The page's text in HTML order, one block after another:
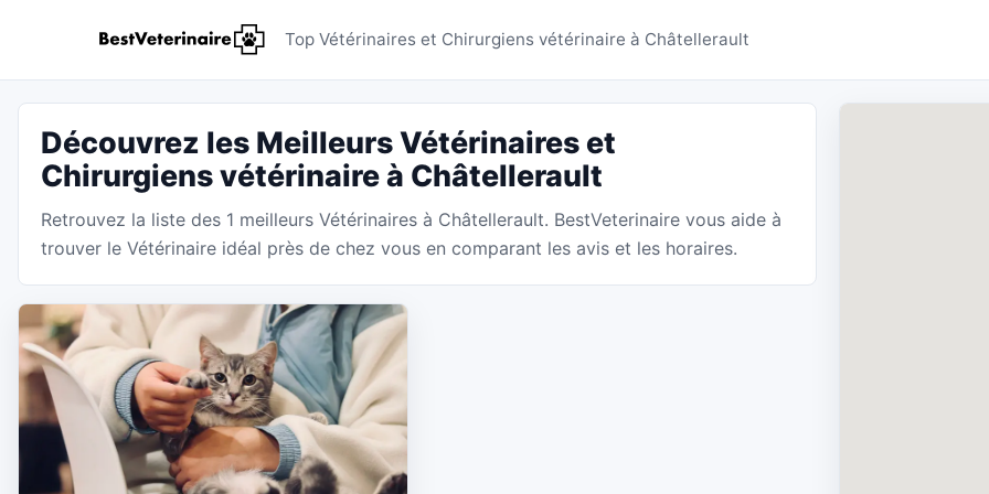
Vétérinaires Châtellerault -
Top Vétérinaires et Chirurgiens vétérinaire à Châtellerault
Découvrez les Meilleurs Vétérinaires et
Chirurgiens vétérinaire à Châtellerault
Retrouvez la liste des 1 meilleurs Vétérinaires à Châtellerault. BestVeterinaire vous aide à
trouver le Vétérinaire idéal près de chez vous en comparant les avis et les horaires.